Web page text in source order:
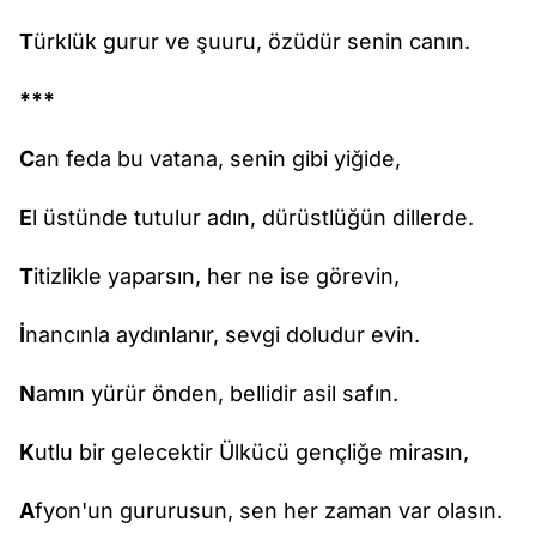
Türklük gurur ve şuuru, özüdür senin canın.
***
Can feda bu vatana, senin gibi yiğide,
El üstünde tutulur adın, dürüstlüğün dillerde.
Titizlikle yaparsın, her ne ise görevin,
İnancınla aydınlanır, sevgi doludur evin.
Namın yürür önden, bellidir asil safın.
Kutlu bir gelecektir Ülkücü gençliğe mirasın,
Afyon'un gururusun, sen her zaman var olasın.